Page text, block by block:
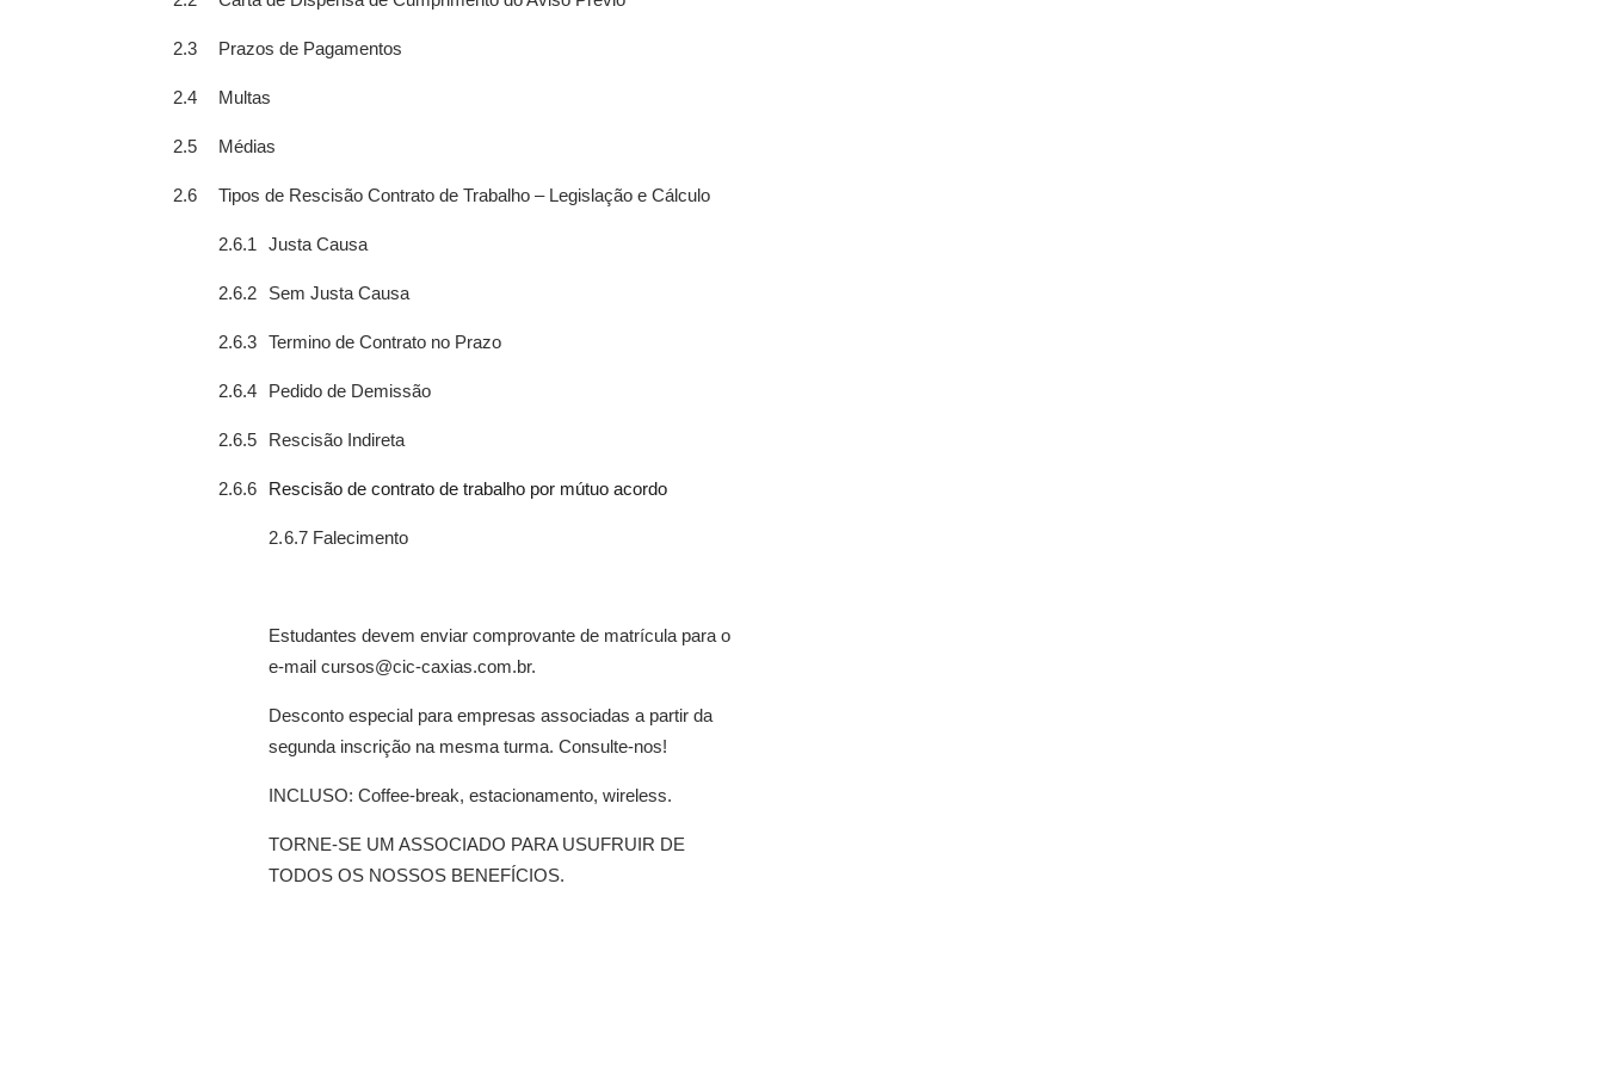
2.3 Prazos de Pagamentos
2.4 Multas
2.5 Médias
2.6 Tipos de Rescisão Contrato de Trabalho – Legislação e Cálculo
2.6.1 Justa Causa
2.6.2 Sem Justa Causa
2.6.3 Termino de Contrato no Prazo
2.6.4 Pedido de Demissão
2.6.5 Rescisão Indireta
2.6.6 Rescisão de contrato de trabalho por mútuo acordo
2.6.7 Falecimento
Estudantes devem enviar comprovante de matrícula para o
e-mail cursos@cic-caxias.com.br.
Desconto especial para empresas associadas a partir da
segunda inscrição na mesma turma. Consulte-nos!
INCLUSO: Coffee-break, estacionamento, wireless.
TORNE-SE UM ASSOCIADO PARA USUFRUIR DE
TODOS OS NOSSOS BENEFÍCIOS.